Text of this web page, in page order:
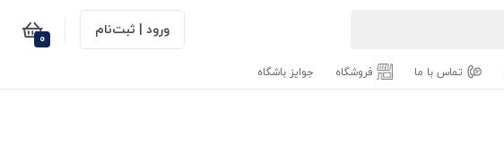
ورود | ثبت‌نام 0
تماس با ما فروشگاه جوایز باشگاه